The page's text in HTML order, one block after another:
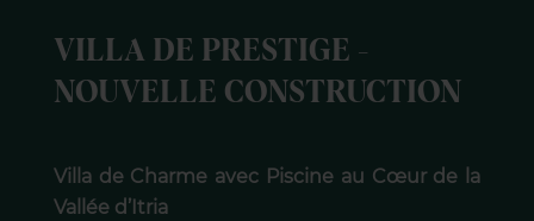
VILLA DE PRESTIGE -
NOUVELLE CONSTRUCTION
Villa de Charme avec Piscine au Cœur de la
Vallée d’Itria